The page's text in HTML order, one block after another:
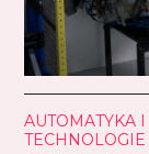
AUTOMATYKA
TECHNOLOGIE